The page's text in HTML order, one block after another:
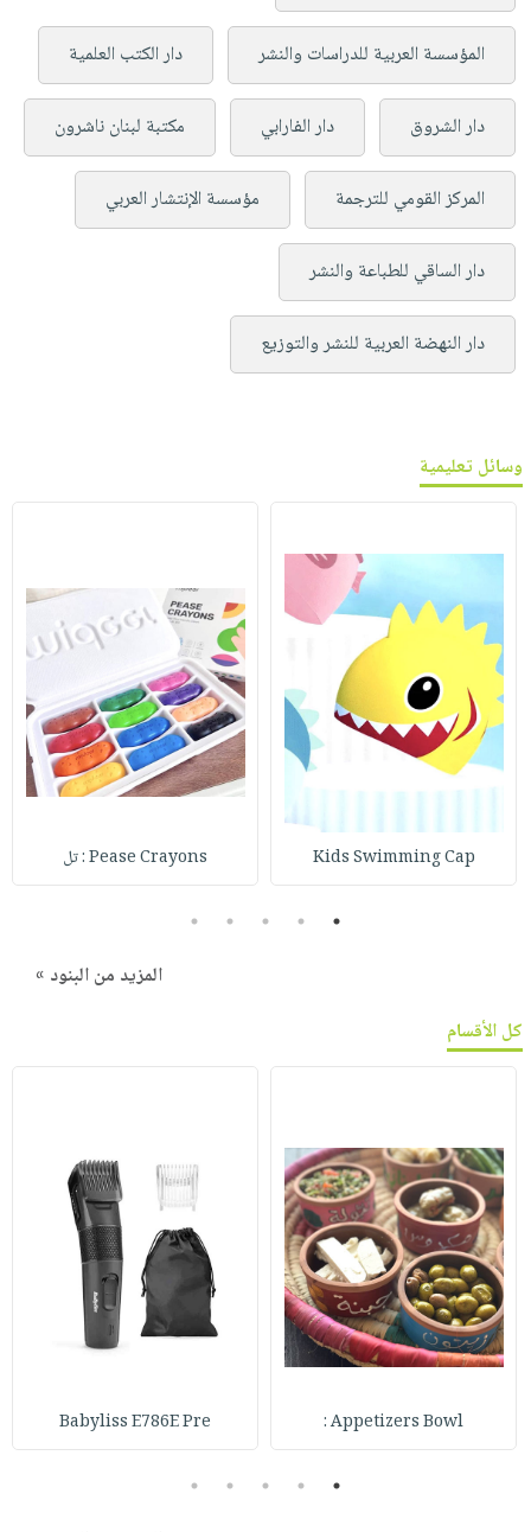
المؤسسة العربية للدراسات والنشر دار الكتب العلمية
دار الشروق دار الفارابي مكتبة لبنان ناشرون
المركز القومي للترجمة مؤسسة الإنتشار العربي
دار الساقي للطباعة والنشر
دار النهضة العربية للنشر والتوزيع
وسائل تعليمية
Kids Swimming Cap Pease Crayons : تل
1
2
3
4
5
المزيد من البنود »
كل الأقسام
Appetizers Bowl :
Babyliss E786E Pre
1
2
3
4
5